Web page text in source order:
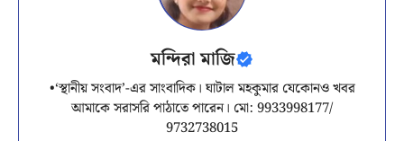
মন্দিরা মাজি
•‘স্থানীয় সংবাদ’-এর সাংবাদিক। ঘাটাল মহকুমার যেকোনও খবর
আমাকে সরাসরি পাঠাতে পারেন। মো: 9933998177/
9732738015